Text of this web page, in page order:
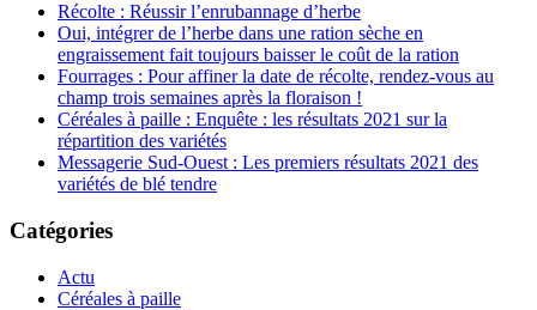
Récolte : Réussir l’enrubannage d’herbe
Oui, intégrer de l’herbe dans une ration sèche en
engraissement fait toujours baisser le coût de la ration
Fourrages : Pour affiner la date de récolte, rendez-vous au
champ trois semaines après la floraison !
Céréales à paille : Enquête : les résultats 2021 sur la
répartition des variétés
Messagerie Sud-Ouest : Les premiers résultats 2021 des
variétés de blé tendre
Catégories
Actu
Céréales à paille